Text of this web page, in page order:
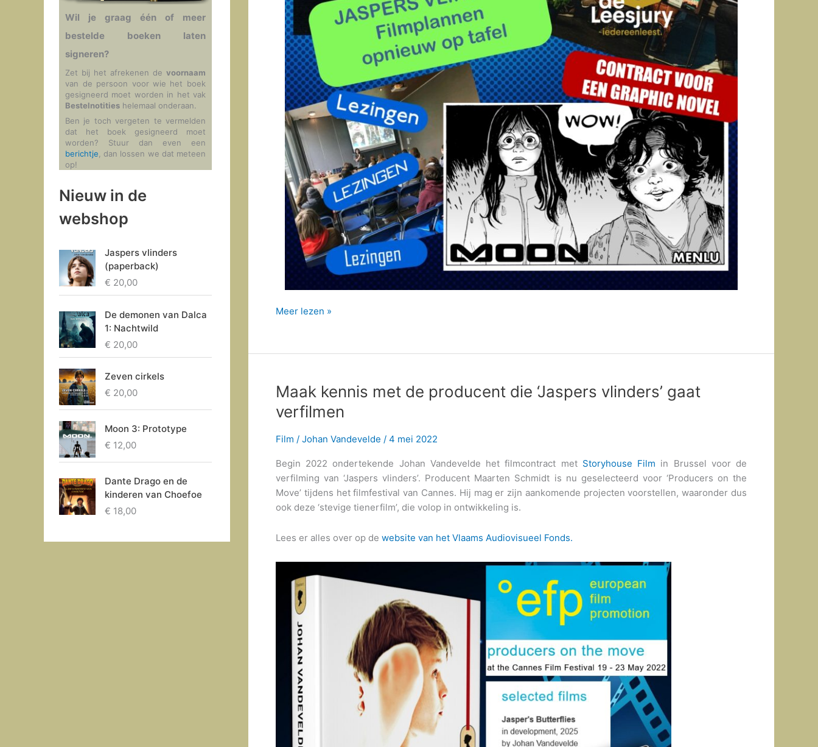
Wil je graag één of meer
bestelde boeken laten
signeren?
Zet bij het afrekenen de voornaam
van de persoon voor wie het boek
gesigneerd moet worden in het vak
Bestelnotities helemaal onderaan.
Ben je toch vergeten te vermelden
dat het boek gesigneerd moet
worden? Stuur dan even een
berichtje , dan lossen we dat meteen
op!
Nieuw in de
webshop
Jaspers vlinders
(paperback)
€ 20,00
De demonen van Dalca
1: Nachtwild
€ 20,00
Zeven cirkels
€ 20,00
Moon 3: Prototype
€ 12,00
Dante Drago en de
kinderen van Choefoe
€ 18,00
Terugblik
Meer lezen »
Maak kennis met de producent die ‘Jaspers vlinders’ gaat
verfilmen
Film / Johan Vandevelde / 4 mei 2022
Begin 2022 ondertekende Johan Vandevelde het filmcontract met Storyhouse Film in Brussel voor de
verfilming van ‘Jaspers vlinders’. Producent Maarten Schmidt is nu geselecteerd voor ‘Producers on the
Move’ tijdens het filmfestival van Cannes. Hij mag er zijn aankomende projecten voorstellen, waaronder dus
ook deze ‘stevige tienerfilm’, die volop in ontwikkeling is.
Lees er alles over op de website van het Vlaams Audiovisueel Fonds.